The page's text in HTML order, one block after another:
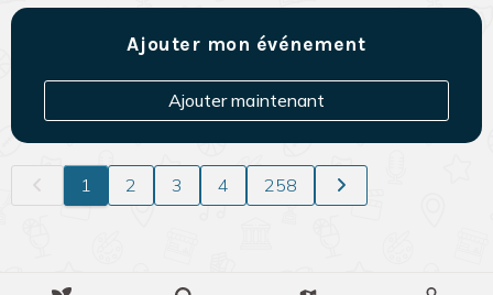
Ajouter mon événement
Ajouter maintenant
1 2 3 4 258